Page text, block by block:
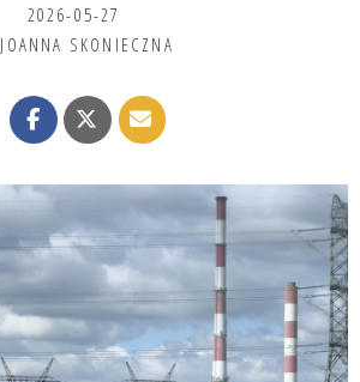
2026-05-27
JOANNA SKONIECZNA